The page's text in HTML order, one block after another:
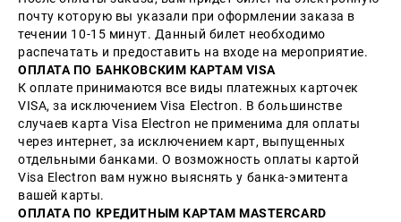
почту которую вы указали при оформлении заказа в
течении 10-15 минут. Данный билет необходимо
распечатать и предоставить на входе на мероприятие.
ОПЛАТА ПО БАНКОВСКИМ КАРТАМ VISA
К оплате принимаются все виды платежных карточек
VISA, за исключением Visa Electron. В большинстве
случаев карта Visa Electron не применима для оплаты
через интернет, за исключением карт, выпущенных
отдельными банками. О возможность оплаты картой
Visa Electron вам нужно выяснять у банка-эмитента
вашей карты.
ОПЛАТА ПО КРЕДИТНЫМ КАРТАМ MASTERCARD